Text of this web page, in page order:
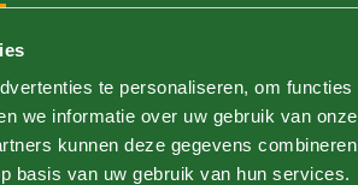
te personaliseren, om
we informatie over uw gebruik van
kunnen deze gegevens
basis van uw gebruik van hun services.